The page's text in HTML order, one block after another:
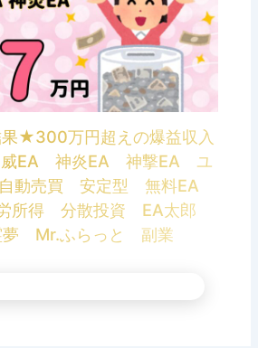
果★300万円超えの爆益収入
威EA 神炎EA 神撃EA ユ
動売買 安定型 無料EA
所得 分散投資 EA太郎
夢 Mr.ふらっと 副業